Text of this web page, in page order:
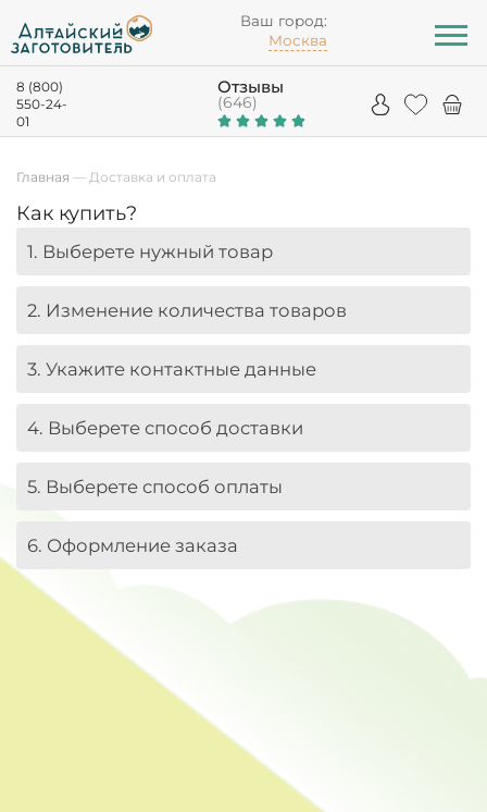
Ваш город:
Москва
8 (800)
550-24-
01
Отзывы
(646)
Главная — Доставка и оплата
Как купить?
1. Выберете нужный товар
2. Изменение количества товаров
3. Укажите контактные данные
4. Выберете способ доставки
5. Выберете способ оплаты
6. Оформление заказа